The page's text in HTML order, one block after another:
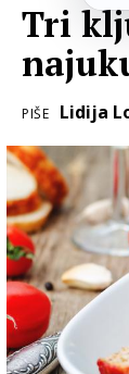
Tri
PIŠE Lidija